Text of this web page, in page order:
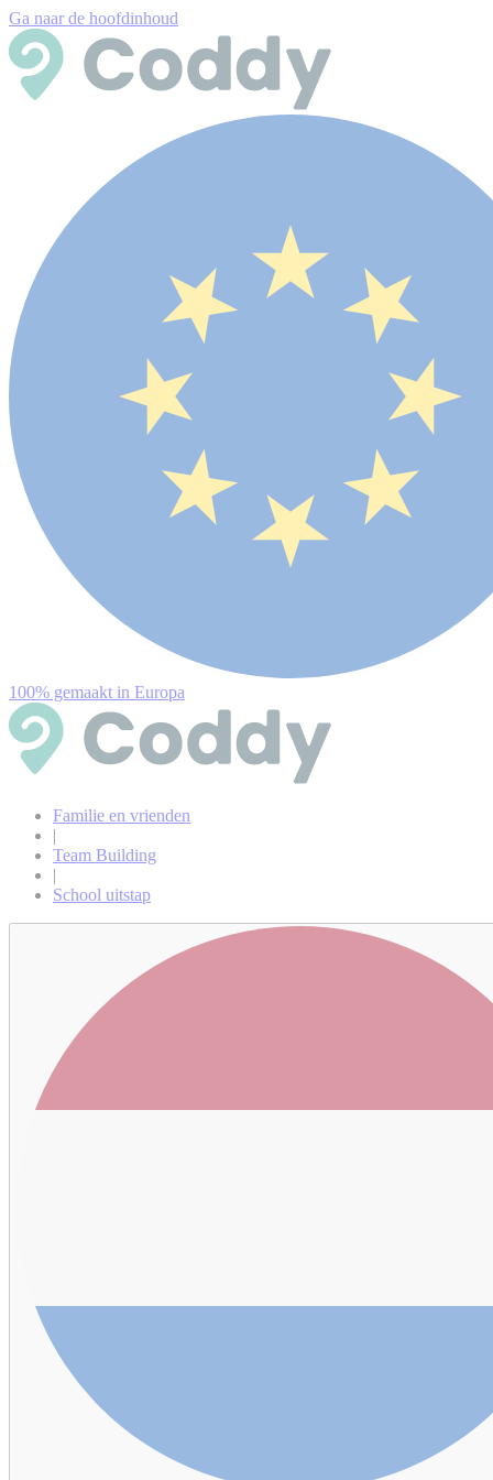
Ga naar de hoofdinhoud
100% gemaakt in Europa
Familie en vrienden
|
Team Building
|
School uitstap